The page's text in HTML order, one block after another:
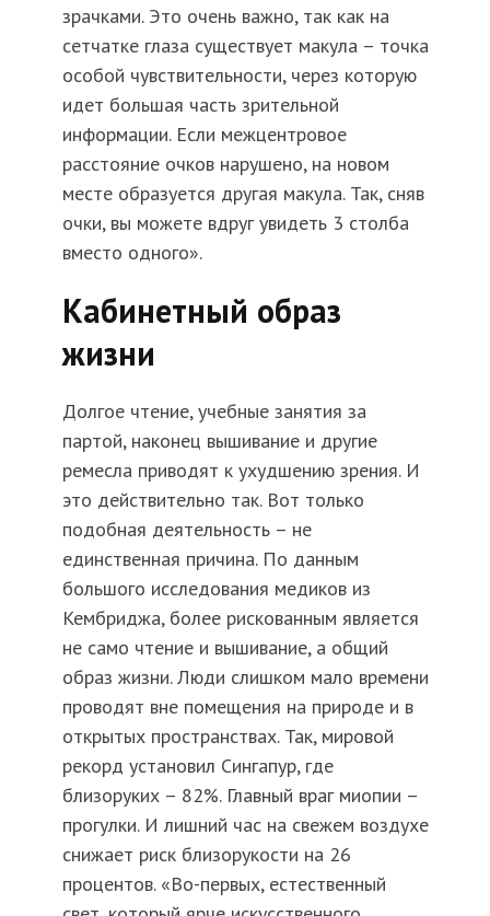
зрачками. Это очень важно, так как на
сетчатке глаза существует макула – точка
особой чувствительности, через которую
идет большая часть зрительной
информации. Если межцентровое
расстояние очков нарушено, на новом
месте образуется другая макула. Так, сняв
очки, вы можете вдруг увидеть 3 столба
вместо одного».
Кабинетный образ
жизни
Долгое чтение, учебные занятия за
партой, наконец вышивание и другие
ремесла приводят к ухудшению зрения. И
это действительно так. Вот только
подобная деятельность – не
единственная причина. По данным
большого исследования медиков из
Кембриджа, более рискованным является
не само чтение и вышивание, а общий
образ жизни. Люди слишком мало времени
проводят вне помещения на природе и в
открытых пространствах. Так, мировой
рекорд установил Сингапур, где
близоруких – 82%. Главный враг миопии –
прогулки. И лишний час на свежем воздухе
снижает риск близорукости на 26
процентов. «Во-первых, естественный